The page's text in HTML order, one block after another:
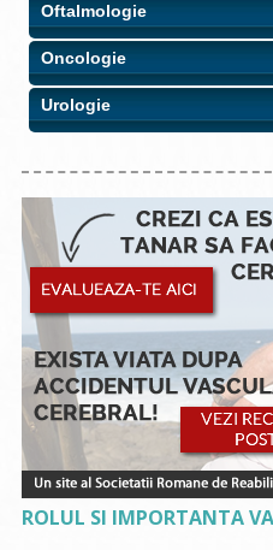
Oftalmologie
Oncologie
Urologie
ROLUL SI IMPORTANTA